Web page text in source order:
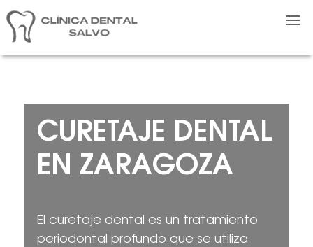
CURETAJE DENTAL
EN ZARAGOZA
El curetaje dental es un tratamiento
periodontal profundo que se utiliza